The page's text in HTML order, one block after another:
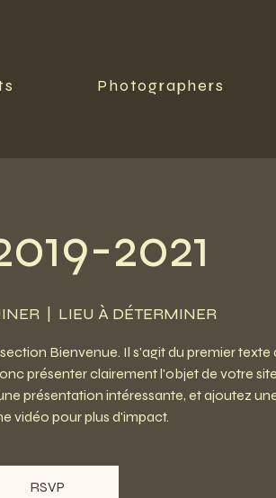
Photographers
2021
LIEU À DÉTERMINER
Bienvenue. Il s'agit du premier texte
présenter clairement l'objet de votre
présentation intéressante, et ajoutez
vidéo pour plus d'impact.
RSVP